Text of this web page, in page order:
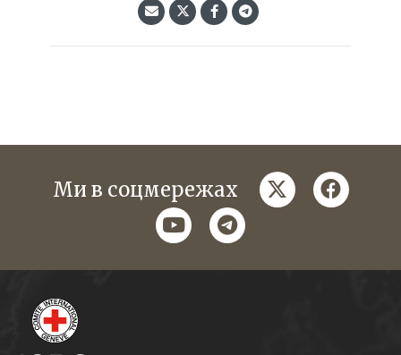
Ми в соцмережах twitter
youtubetelegram